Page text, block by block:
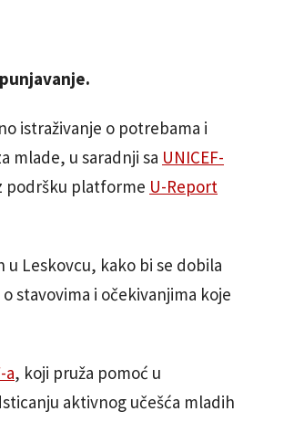
istraživanje o potrebama i
mlade, u saradnji sa UNICEF-
podršku platforme U-Report
u Leskovcu, kako bi se dobila
stavovima i očekivanjima koje
a, koji pruža pomoć u
aktivnog učešća mladih